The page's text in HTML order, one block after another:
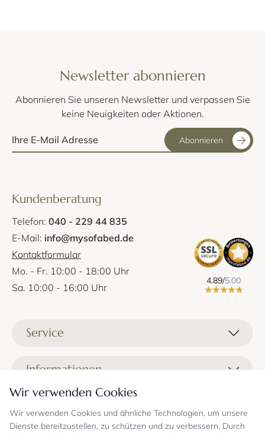
Wir verwenden Cookies
Wir verwenden Cookies und ähnliche Technologien, um unsere
Dienste bereitzustellen, zu schützen und zu verbessern. Durch
Newsletter abonnieren
Abonnieren Sie unseren Newsletter und verpassen Sie
keine Neuigkeiten oder Aktionen.
Abonnieren
Kundenberatung
Telefon: 040 - 229 44 835
E-Mail: info@mysofabed.de
Kontaktformular
Mo. - Fr. 10:00 - 18:00 Uhr
Sa. 10:00 - 16:00 Uhr
4.89/5.00
Service
Liefer- und Versandkosten
Stoffprobenanfrage
Sicheres Einkaufen und Retoureninfo
Informationen
Kontakt
Showrooms
Datenschutz
Sicheres Einkaufen